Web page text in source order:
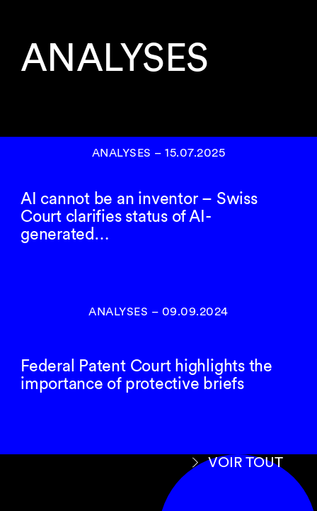
ANALYSES
ANALYSES – 15.07.2025
AI cannot be an inventor – Swiss
Court clarifies status of AI-
generated…
ANALYSES – 09.09.2024
Federal Patent Court highlights the
importance of protective briefs
VOIR TOUT